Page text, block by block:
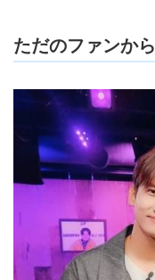
ただのファンか